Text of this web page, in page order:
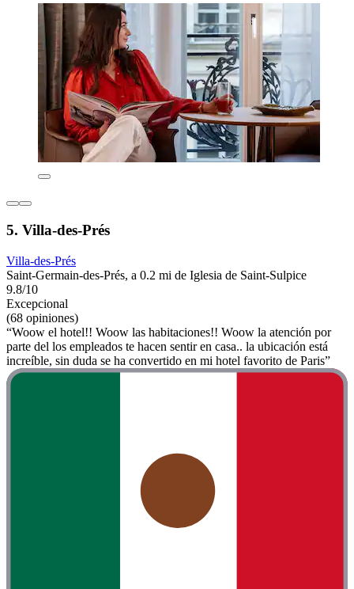
5. Villa-des-Prés
Villa-des-Prés
Saint-Germain-des-Prés, a 0.2 mi de Iglesia de Saint-Sulpice
9.8/10
Excepcional
(68 opiniones)
“Woow el hotel!! Woow las habitaciones!! Woow la atención por
parte del los empleados te hacen sentir en casa.. la ubicación está
increíble, sin duda se ha convertido en mi hotel favorito de Paris”